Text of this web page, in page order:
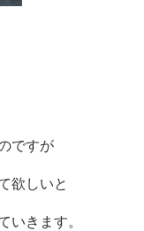
ですが
欲しいと
いきます。